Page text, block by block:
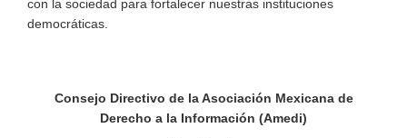
con la sociedad para fortalecer nuestras instituciones
democráticas.
Consejo Directivo de la Asociación Mexicana de
Derecho a la Información (Amedi)